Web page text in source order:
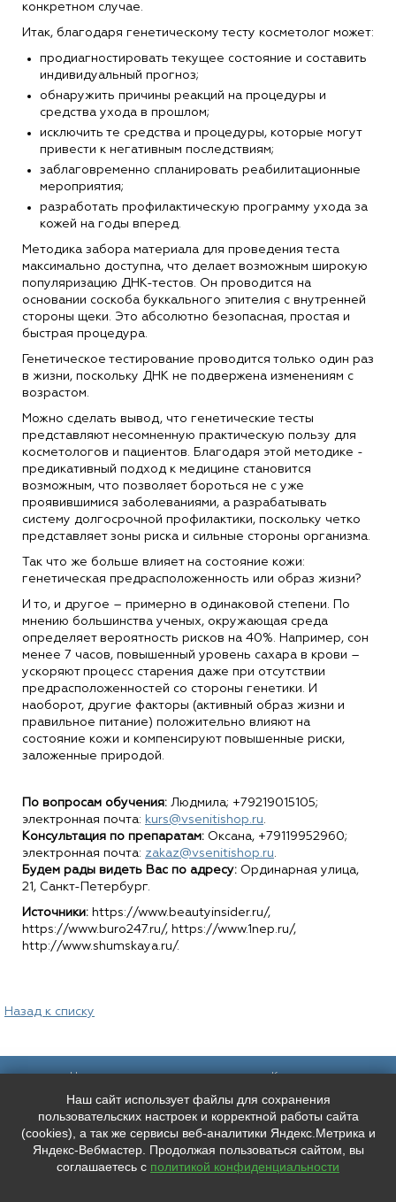
конкретном случае.
Итак, благодаря генетическому тесту косметолог может:
продиагностировать текущее состояние и составить
индивидуальный прогноз;
обнаружить причины реакций на процедуры и
средства ухода в прошлом;
исключить те средства и процедуры, которые могут
привести к негативным последствиям;
заблаговременно спланировать реабилитационные
мероприятия;
разработать профилактическую программу ухода за
кожей на годы вперед.
Методика забора материала для проведения теста
максимально доступна, что делает возможным широкую
популяризацию ДНК-тестов. Он проводится на
основании соскоба буккального эпителия с внутренней
стороны щеки. Это абсолютно безопасная, простая и
быстрая процедура.
Генетическое тестирование проводится только один раз
в жизни, поскольку ДНК не подвержена изменениям с
возрастом.
Можно сделать вывод, что генетические тесты
представляют несомненную практическую пользу для
косметологов и пациентов. Благодаря этой методике -
предикативный подход к медицине становится
возможным, что позволяет бороться не с уже
проявившимися заболеваниями, а разрабатывать
систему долгосрочной профилактики, поскольку четко
представляет зоны риска и сильные стороны организма.
Так что же больше влияет на состояние кожи:
генетическая предрасположенность или образ жизни?
И то, и другое – примерно в одинаковой степени. По
мнению большинства ученых, окружающая среда
определяет вероятность рисков на 40%. Например, сон
менее 7 часов, повышенный уровень сахара в крови –
ускоряют процесс старения даже при отсутствии
предрасположенностей со стороны генетики. И
наоборот, другие факторы (активный образ жизни и
правильное питание) положительно влияют на
состояние кожи и компенсируют повышенные риски,
заложенные природой.
По вопросам обучения: Людмила; +79219015105;
электронная почта: kurs@vsenitishop.ru.
Консультация по препаратам: Оксана, +79119952960;
электронная почта: zakaz@vsenitishop.ru.
Будем рады видеть Вас по адресу: Ординарная улица,
21, Санкт-Петербург.
Источники: https://www.beautyinsider.ru/,
https://www.buro247.ru/, https://www.1nep.ru/,
http://www.shumskaya.ru/.
Назад к списку
ООО "ЛУЧШЕЕ ЛИЦО"
Наш адрес:
Санкт-Петербург,
Каменноостровский пр. 61/2, вход в
арку со стороны улицы Чапыгина
Режим работы: пн - пт: 10:00 - 18:00
Контакты:
+7 (921) 9606133
+7 (991) 0165010
mederispb@yandex.ru
Мы в социальных сетях:
Наш сайт использует файлы для сохранения
пользовательских настроек и корректной работы сайта
(cookies), а так же сервисы веб-аналитики Яндекс.Метрика и
Яндекс-Вебмастер. Продолжая пользоваться сайтом, вы
соглашаетесь с политикой конфиденциальности